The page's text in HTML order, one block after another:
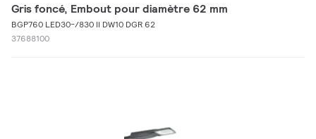
Gris foncé, Embout pour diamètre 62 mm
BGP760 LED30-/830 II DW10 DGR 62
37688100